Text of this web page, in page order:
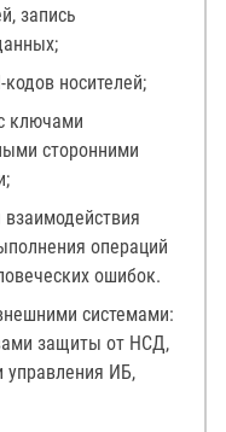
запись
носителей;
ключами
сторонними
операций
ошибок.
системами:
защиты от НСД,
управления ИБ,